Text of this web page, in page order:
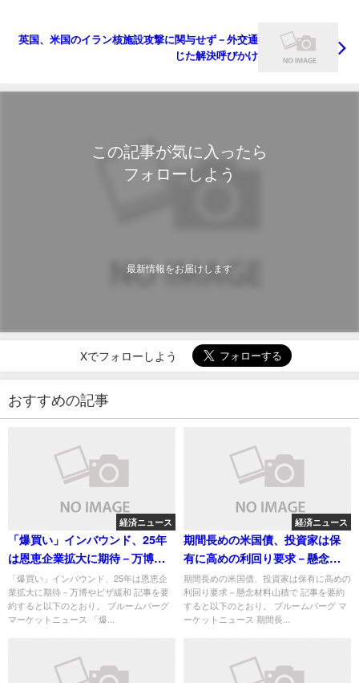
英国、米国のイラン核施設攻撃に関与せず－外交通
じた解決呼びかけ
この記事が気に入ったら
フォローしよう
最新情報をお届けします
Xでフォローしよう
おすすめの記事
経済ニュース
「爆買い」インバウンド、25年
は恩恵企業拡大に期待－万博や
ビザ緩和
「爆買い」インバウンド、25年は恩恵企
業拡大に期待－万博やビザ緩和 記事を要
約すると以下のとおり。 ブルームバーグ
マーケットニュース 「爆...
経済ニュース
期間長めの米国債、投資家は保
有に高めの利回り要求－懸念材
料山積で
期間長めの米国債、投資家は保有に高めの
利回り要求－懸念材料山積で 記事を要約
すると以下のとおり。 ブルームバーグ マ
ーケットニュース 期間長...